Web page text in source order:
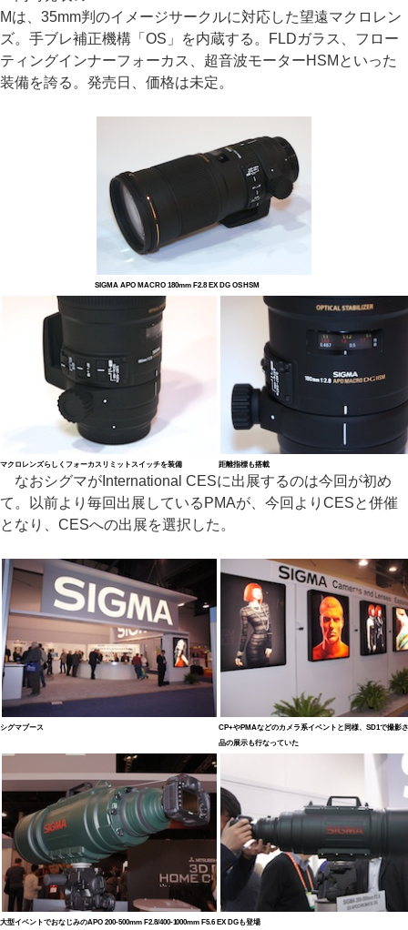
Mは、35mm判のイメージサークルに対応した望遠マクロレン
ズ。手ブレ補正機構「OS」を内蔵する。FLDガラス、フロー
ティングインナーフォーカス、超音波モーターHSMといった
装備を誇る。発売日、価格は未定。
SIGMA APO MACRO 180mm F2.8 EX DG OS HSM
マクロレンズらしくフォーカスリミットスイッチを装備 距離指標も搭載
なおシグマがInternational CESに出展するのは今回が初め
て。以前より毎回出展しているPMAが、今回よりCESと併催
となり、CESへの出展を選択した。
シグマブース
CP+やPMAなどのカメラ系イベントと同様、SD1で撮影
品の展示も行なっていた
大型イベントでおなじみのAPO 200-500mm F2.8/400-1000mm F5.6 EX DGも登場